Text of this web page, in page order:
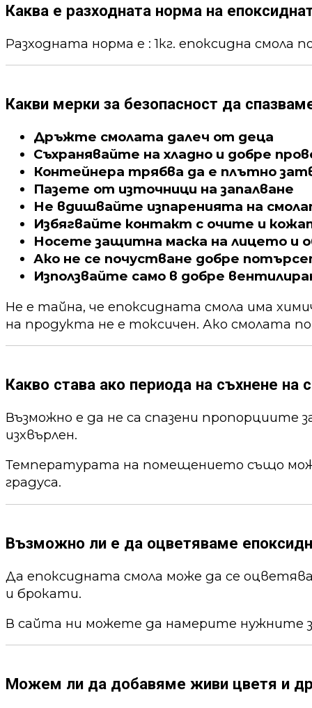
Каква е разходната норма на
Разходната норма е : 1кг. епоксидна смола
Какви мерки за безопасност да
Дръжте смолата далеч от деца
Съхранявайте на хладно и добре
Контейнера трябва да е плътно
Пазете от източници на запалване
Не вдишвайте изпаренията на
Избягвайте контакт с очите и
Носете защитна маска на лицето и
Ако не се почустване добре
Използвайте само в добре
Не е тайна, че епоксидната смола има
на продукта не е токсичен. Ако смолата
Какво става ако периода на съхнене
Възможно е да не са спазени пропорциите
изхвърлен.
Температурата на помещението също
градуса.
Възможно ли е да оцветяваме
Да епоксидната смола може да се
и брокати.
В сайта ни можете да намерите нужните
Можем ли да добавяме живи цветя и